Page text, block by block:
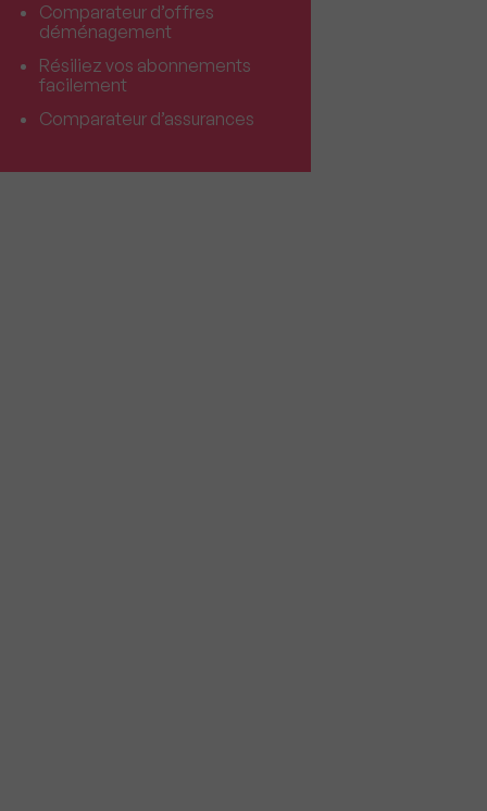
Comparateur d’offres
déménagement
Résiliez vos abonnements
facilement
Comparateur d’assurances